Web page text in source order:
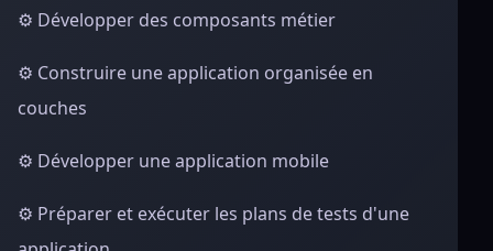
⚙ Développer des composants métier
⚙ Construire une application organisée en
couches
⚙ Développer une application mobile
⚙ Préparer et exécuter les plans de tests d'une